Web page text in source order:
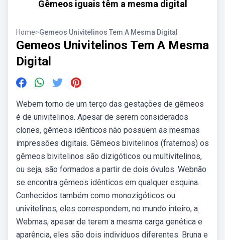
Gêmeos iguais têm a mesma digital
Home>Gemeos Univitelinos Tem A Mesma Digital
Gemeos Univitelinos Tem A Mesma
Digital
Webem torno de um terço das gestações de gêmeos
é de univitelinos. Apesar de serem considerados
clones, gêmeos idênticos não possuem as mesmas
impressões digitais. Gêmeos bivitelinos (fraternos) os
gêmeos bivitelinos são dizigóticos ou multivitelinos,
ou seja, são formados a partir de dois óvulos. Webnão
se encontra gêmeos idênticos em qualquer esquina.
Conhecidos também como monozigóticos ou
univitelinos, eles correspondem, no mundo inteiro, a.
Webmas, apesar de terem a mesma carga genética e
aparência, eles são dois indivíduos diferentes. Bruna e